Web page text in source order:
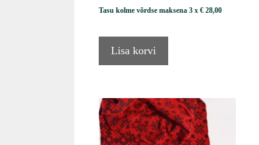
Tasu kolme võrdse maksena 3 x € 28,00
Lisa korvi